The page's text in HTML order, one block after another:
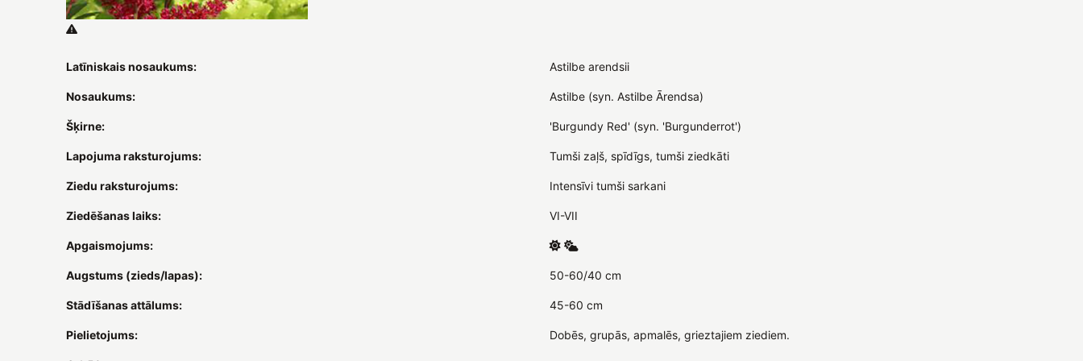
Latīniskais nosaukums: Astilbe arendsii
Nosaukums: Astilbe (syn. Astilbe Ārendsa)
Šķirne: 'Burgundy Red' (syn. 'Burgunderrot')
Lapojuma raksturojums: Tumši zaļš, spīdīgs, tumši ziedkāti
Ziedu raksturojums: Intensīvi tumši sarkani
Ziedēšanas laiks: VI-VII
Apgaismojums:
Augstums (zieds/lapas): 50-60/40 cm
Stādīšanas attālums: 45-60 cm
Pielietojums: Dobēs, grupās, apmalēs, grieztajiem ziediem.